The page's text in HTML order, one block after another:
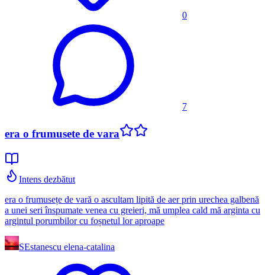
0
7
era o frumusete de vara
Intens dezbătut
era o frumusețe de vară o ascultam lipită de aer prin urechea galbenă
a unei seri înspumate venea cu greieri, mă umplea cald mă arginta cu
argintul porumbilor cu foșnetul lor aproape
SEstanescu elena-catalina